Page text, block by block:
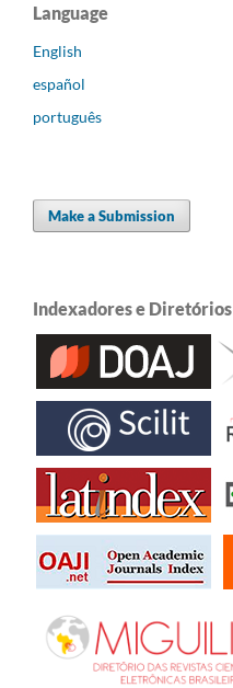
Language
English
español
português
Make a Submission
Indexadores e Diretórios